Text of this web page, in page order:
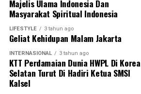
melahirkan generasi atlet berprestasi
[adv/adpim]
Post Views: 19
Sebarkan
Majelis Ulama Indonesia Dan
Masyarakat Spiritual Indonesia
LIFESTYLE 3 tahun ago
Geliat Kehidupan Malam Jakarta
INTERNASIONAL 3 tahun ago
KTT Perdamaian Dunia HWPL Di Korea
Selatan Turut Di Hadiri Ketua SMSI
Kalsel